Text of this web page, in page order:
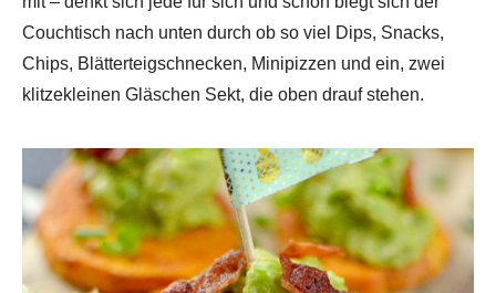
Couchtisch nach unten durch ob so viel Dips, Snacks,
Chips, Blätterteigschnecken, Minipizzen und ein, zwei
klitzekleinen Gläschen Sekt, die oben drauf stehen.